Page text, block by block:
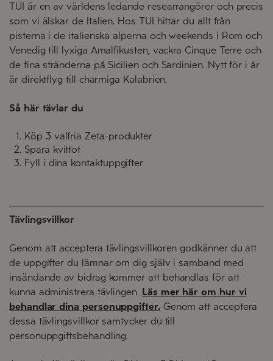
TUI är en av världens ledande researrangörer och precis
som vi älskar de Italien. Hos TUI hittar du allt från
pisterna i de italienska alperna och weekends i Rom och
Venedig till lyxiga Amalfikusten, vackra Cinque Terre och
de fina stränderna på Sicilien och Sardinien. Nytt för i år
är direktflyg till charmiga Kalabrien.
Så här tävlar du
Köp 3 valfria Zeta-produkter
Spara kvittot
Fyll i dina kontaktuppgifter
Tävlingsvillkor
Genom att acceptera tävlingsvillkoren godkänner du att
de uppgifter du lämnar om dig själv i samband med
insändande av bidrag kommer att behandlas för att
kunna administrera tävlingen. Läs mer här om hur vi
behandlar dina personuppgifter.Genom att acceptera
dessa tävlingsvillkor samtycker du till
personuppgiftsbehandling.